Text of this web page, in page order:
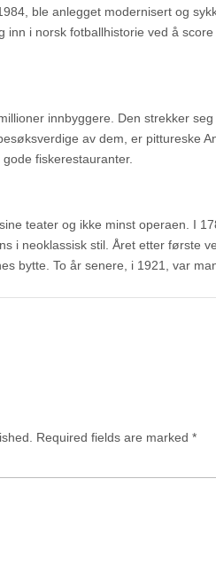
ble anlegget modernisert og
inn i norsk fotballhistorie ved å
innbyggere. Den strekker
av dem, er pittureske
fiskerestauranter.
teater og ikke minst operaen. I
i neoklassisk stil. Året etter første
bytte. To år senere, i 1921, var
Required fields are marked *